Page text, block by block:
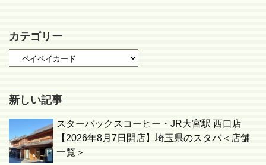
カテゴリー
新しい記事
スターバックスコーヒー・JR大宮駅 西口店
【2026年8月7日開店】埼玉県のスタバ＜店舗
一覧＞